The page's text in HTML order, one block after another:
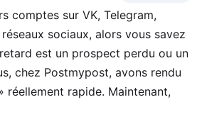
comptes sur VK, Telegram,
sociaux, alors vous savez
est un prospect perdu ou un
chez Postmypost, avons rendu
réellement rapide. Maintenant,